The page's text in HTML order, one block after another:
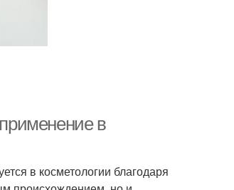
в
в косметологии благодаря